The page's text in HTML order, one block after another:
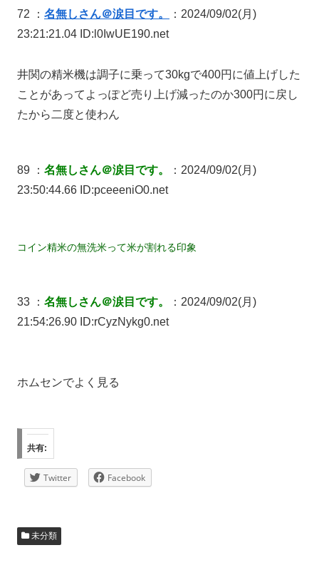
72 ： 名無しさん＠涙目です。
：2024/09/02(月)
23:21:21.04 ID:l0IwUE190.net
井関の精米機は調子に乗って30kgで400円に値上げした
ことがあってよっぽど売り上げ減ったのか300円に戻し
たから二度と使わん
89 ： 名無しさん＠涙目です。
：2024/09/02(月)
23:50:44.66 ID:pceeeniO0.net
コイン精米の無洗米って米が割れる印象
33 ： 名無しさん＠涙目です。
：2024/09/02(月)
21:54:26.90 ID:rCyzNykg0.net
ホムセンでよく見る
共有:
Twitter Facebook
未分類